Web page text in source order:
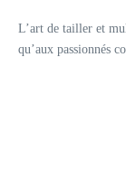
L’art de tailler et
qu’aux passionnés